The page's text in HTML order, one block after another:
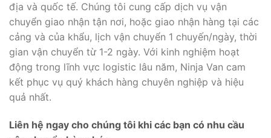
địa và quốc tế. Chúng tôi cung cấp dịch vụ vận
chuyển giao nhận tận nơi, hoặc giao nhận hàng tại các
cảng và của khẩu, lịch vận chuyển 1 chuyến/ngày, thời
gian vận chuyển từ 1-2 ngày. Với kinh nghiệm hoạt
động trong lĩnh vực logistic lâu năm, Ninja Van cam
kết phục vụ quý khách hàng chuyên nghiệp và hiệu
quả nhất.
Liên hệ ngay cho chúng tôi khi các bạn có nhu cầu